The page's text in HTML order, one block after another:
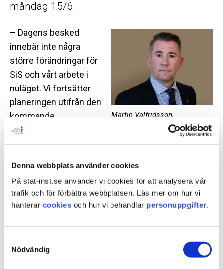
Denna webbplats använder cookies
På stat-inst.se använder vi cookies för att analysera vår
trafik och för förbättra webbplatsen. Läs mer om hur vi
hanterar cookies och hur vi behandlar personuppgifter.
Nödvändig
måndag 15/6.
Martin Valfridsson,
– Dagens besked
innebär inte några
större förändringar för
SiS och vårt arbete i
nuläget. Vi fortsätter
planeringen utifrån den
kommande
utfasningen av Lagen
om sluten ungdomsvård (LSU) där vi kommer möta
arbetar vidare med verksamheten fram tills den nya
lagstiftningen träder i kraft och avvaktar nu
regeringens nya proposition, säger Martin
nytt lagförslag läggas fram av regeringen i sommar